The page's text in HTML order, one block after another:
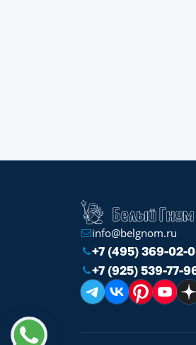
info@belgnom.ru
+7 (495) 369-02-
+7 (925) 539-77-